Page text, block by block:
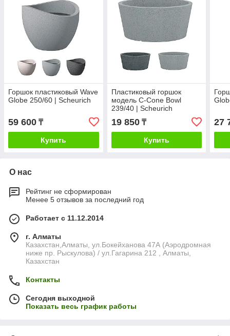
Горшок пластиковый Wave
Globe 250/60 | Scheurich
59 600 ₸
Купить
Пластиковый горшок
модель C-Cone Bowl
239/40 | Scheurich
19 850₸
Купить
27
О нас
Рейтинг не сформирован
Менее 5 отзывов за последний год
Работает с 11.12.2014
г. Алматы
Казахстан,Алматы, ул.Бокейханова 47А (Аэродромная
ниже пр. Рыскулова) / ул.Гагарина 212 , Алматы,
Казахстан
Контакты
Сегодня выходной
Показать весь график работы